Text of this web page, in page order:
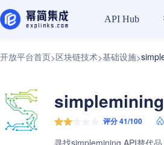
API Hub
开放平台首页>区块链技术>基础设施>
评分 41/100
寻找simplemining API替代